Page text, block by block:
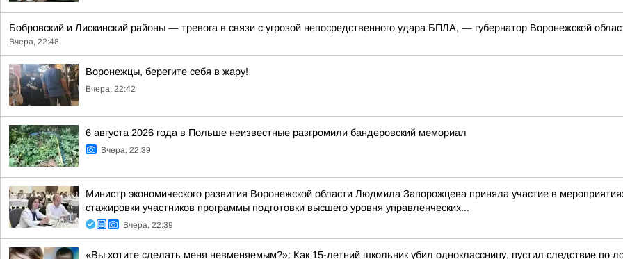
Бобровский и Лискинский районы — тревога в связи с угрозой непосредственного удара БПЛА, — губернатор Воронежской
Вчера, 22:48
Воронежцы, берегите себя в жару!
Вчера, 22:42
6 августа 2026 года в Польше неизвестные разгромили бандеровский мемориал
Вчера, 22:39
Министр экономического развития Воронежской области Людмила Запорожцева приняла участие в
стажировки участников программы подготовки высшего уровня управленческих...
Вчера, 22:39
«Вы хотите сделать меня невменяемым?»: Как 15-летний школьник убил одноклассницу, пустил следствие по